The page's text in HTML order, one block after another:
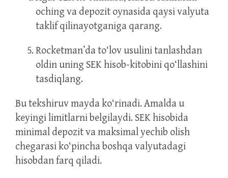
oching va depozit oynasida qaysi valyuta
taklif qilinayotganiga qarang.
Rocketman’da to‘lov usulini tanlashdan
oldin uning SEK hisob-kitobini qo‘llashini
tasdiqlang.
Bu tekshiruv mayda ko‘rinadi. Amalda u
keyingi limitlarni belgilaydi. SEK hisobida
minimal depozit va maksimal yechib olish
chegarasi ko‘pincha boshqa valyutadagi
hisobdan farq qiladi.